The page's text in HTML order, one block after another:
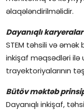
əlaqələndirilməlidir.
Dayanıqlı karyeralar
STEM təhsili və əmək
inkişaf məqsədləri ilə
trayektoriyalarının
Bütöv məktəb
Dayanıqlı inkişaf,